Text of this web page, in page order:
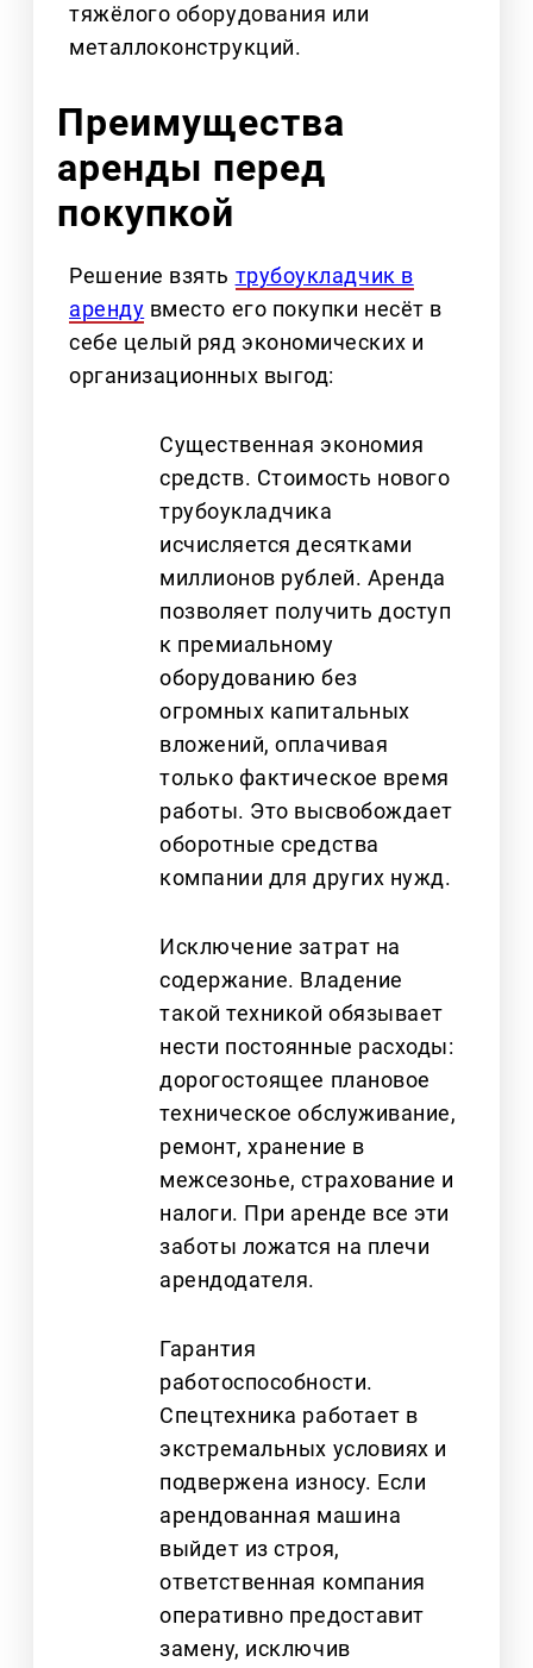
тяжёлого оборудования или
металлоконструкций.
Преимущества
аренды перед
покупкой
Решение взять трубоукладчик в
аренду вместо его покупки несёт в
себе целый ряд экономических и
организационных выгод:
Существенная экономия
средств. Стоимость нового
трубоукладчика
исчисляется десятками
миллионов рублей. Аренда
позволяет получить доступ
к премиальному
оборудованию без
огромных капитальных
вложений, оплачивая
только фактическое время
работы. Это высвобождает
оборотные средства
компании для других нужд.
Исключение затрат на
содержание. Владение
такой техникой обязывает
нести постоянные расходы:
дорогостоящее плановое
техническое обслуживание,
ремонт, хранение в
межсезонье, страхование и
налоги. При аренде все эти
заботы ложатся на плечи
арендодателя.
Гарантия
работоспособности.
Спецтехника работает в
экстремальных условиях и
подвержена износу. Если
арендованная машина
выйдет из строя,
ответственная компания
оперативно предоставит
замену, исключив